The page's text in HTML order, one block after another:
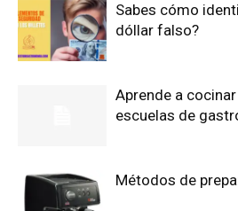
Sabes cómo
dóllar falso?
Aprende a
escuelas de
Métodos de